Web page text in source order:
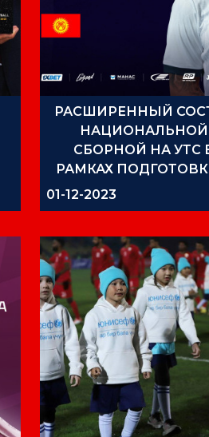
РАСШИРЕННЫЙ
НАЦИОНАЛЬНОЙ
СБОРНОЙ НА УТС
РАМКАХ
КУБКУ АЗИИ 2023
01-12-2023